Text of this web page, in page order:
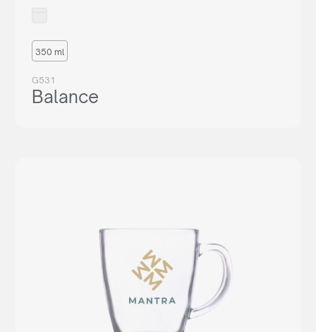
350 ml
G531
Balance